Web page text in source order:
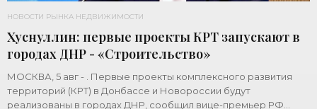
НОВОСТИ РЫНКА НЕДВИЖИМОСТИ
Хуснуллин: первые проекты КРТ запускают в
городах ДНР - «Строительство»
МОСКВА, 5 авг - . Первые проекты комплексного развития
территорий (КРТ) в Донбассе и Новороссии будут
реализованы в городах ДНР, сообщил вице-премьер РФ